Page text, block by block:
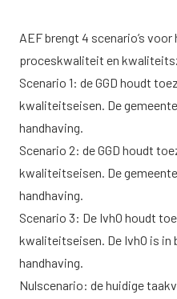
AEF brengt 4 scenario’s
proceskwaliteit en
Scenario 1: de GGD houdt
kwaliteitseisen. De
handhaving.
Scenario 2: de GGD houdt
kwaliteitseisen. De
handhaving.
Scenario 3: De IvhO houdt
kwaliteitseisen. De IvhO is
handhaving.
Nulscenario: de huidige